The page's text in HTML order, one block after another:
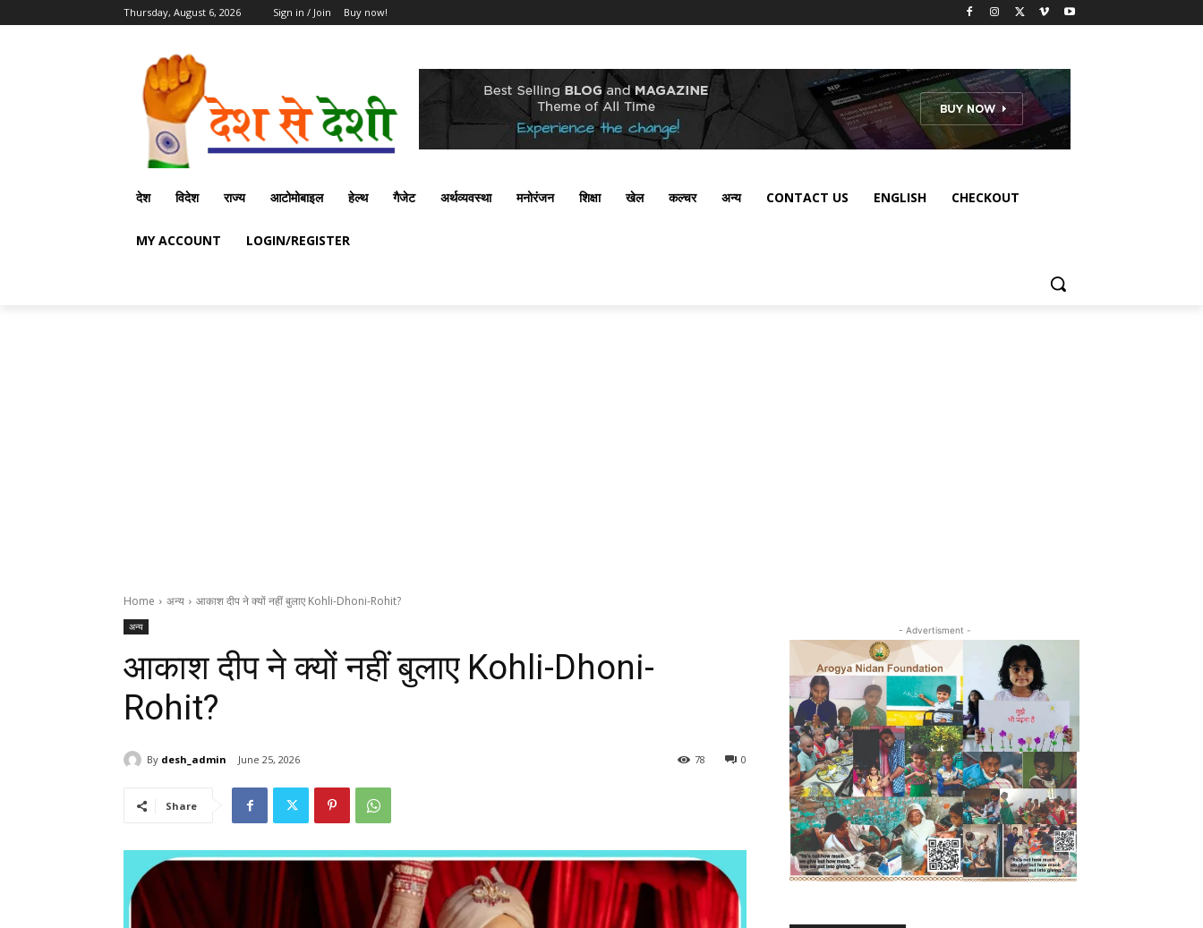
Thursday, August 6, 2026 Sign in / Join Buy now!
देश विदेश राज्य आटोमोबाइल हेल्थ गैजेट अर्थव्यवस्था मनोरंजन शिक्षा खेल कल्चर अन्य CONTACT US ENGLISH CHECKOUT
MY ACCOUNT LOGIN/REGISTER
Home अन्य आकाश दीप ने क्यों नहीं बुलाए Kohli-Dhoni-Rohit?
अन्य
आकाश दीप ने क्यों नहीं बुलाए Kohli-Dhoni-
Rohit?
By desh_admin June 25, 2026 0
78
Share
- Advertisment -